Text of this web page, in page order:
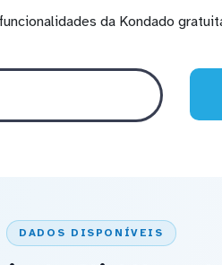
da Kondado
DADOS DISPONÍVEIS